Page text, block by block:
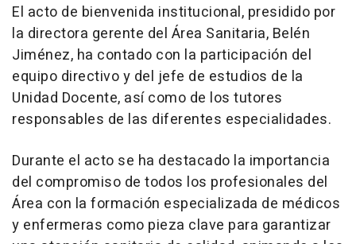
El acto de bienvenida institucional, presidido por
la directora gerente del Área Sanitaria, Belén
Jiménez, ha contado con la participación del
equipo directivo y del jefe de estudios de la
Unidad Docente, así como de los tutores
responsables de las diferentes especialidades.
Durante el acto se ha destacado la importancia
del compromiso de todos los profesionales del
Área con la formación especializada de médicos
y enfermeras como pieza clave para garantizar